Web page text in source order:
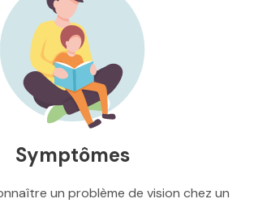
Symptômes
un problème de vision chez un